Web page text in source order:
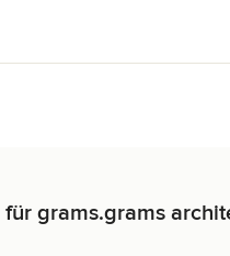
grams.grams